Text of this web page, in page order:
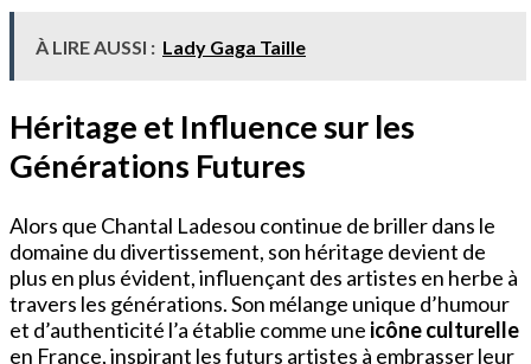
À LIRE AUSSI : Lady Gaga Taille
Héritage et Influence sur les
Générations Futures
Alors que Chantal Ladesou continue de briller dans le
domaine du divertissement, son héritage devient de
plus en plus évident, influençant des artistes en herbe à
travers les générations. Son mélange unique d’humour
et d’authenticité l’a établie comme une icône culturelle
en France, inspirant les futurs artistes à embrasser leur